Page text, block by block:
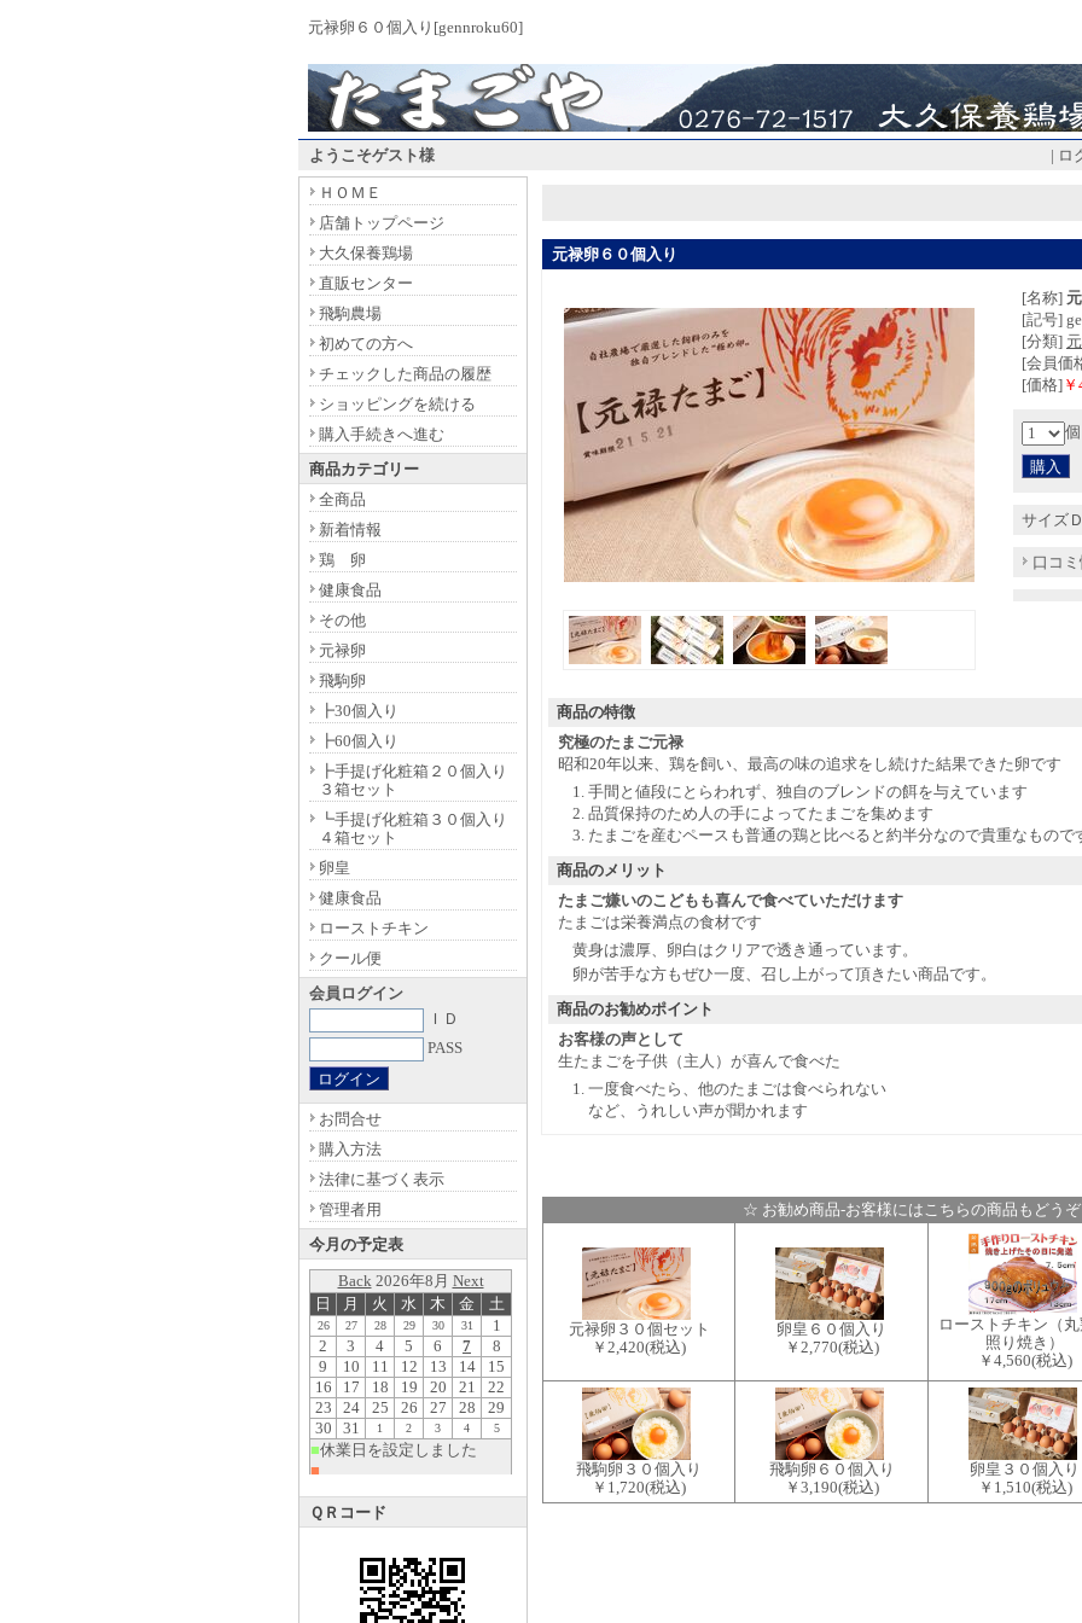
元禄卵６０個入り[gennroku60]
ようこそゲスト様 | ロ
元禄卵６０個入り
[名称]
[記号]
[分類]
[会員価
[価格]
個
サイズＤ
口コミ
商品の特徴
究極のたまご元禄
昭和20年以来、鶏を飼い、最高の味の追求をし続けた結果できた卵です
手間と値段にとらわれず、独自のブレンドの餌を与えています
品質保持のため人の手によってたまごを集めます
たまごを産むペースも普通の鶏と比べると約半分なので貴重なもので
商品のメリット
たまご嫌いのこどもも喜んで食べていただけます
たまごは栄養満点の食材です
黄身は濃厚、卵白はクリアで透き通っています。
卵が苦手な方もぜひ一度、召し上がって頂きたい商品です。
商品のお勧めポイント
お客様の声として
生たまごを子供（主人）が喜んで食べた
一度食べたら、他のたまごは食べられない
など、うれしい声が聞かれます
☆ お勧め商品-お客様にはこちらの商品もどう
元禄卵３０個セット
￥2,420(税込)
卵皇６０個入り
￥2,770(税込)
ローストチキン（
照り焼き）
￥4,560(税込)
飛駒卵３０個入り
￥1,720(税込)
飛駒卵６０個入り
￥3,190(税込)
卵皇３０個入り
￥1,510(税込)
ＨＯＭＥ
店舗トップページ
大久保養鶏場
直販センター
飛駒農場
初めての方へ
チェックした商品の履歴
ショッピングを続ける
購入手続きへ進む
商品カテゴリー
全商品
新着情報
鶏 卵
健康食品
その他
元禄卵
飛駒卵
┣30個入り
┣60個入り
┣手提げ化粧箱２０個入り
３箱セット
┗手提げ化粧箱３０個入り
４箱セット
卵皇
健康食品
ローストチキン
クール便
会員ログイン
ＩＤ
PASS
お問合せ
購入方法
法律に基づく表示
管理者用
今月の予定表
ＱＲコード